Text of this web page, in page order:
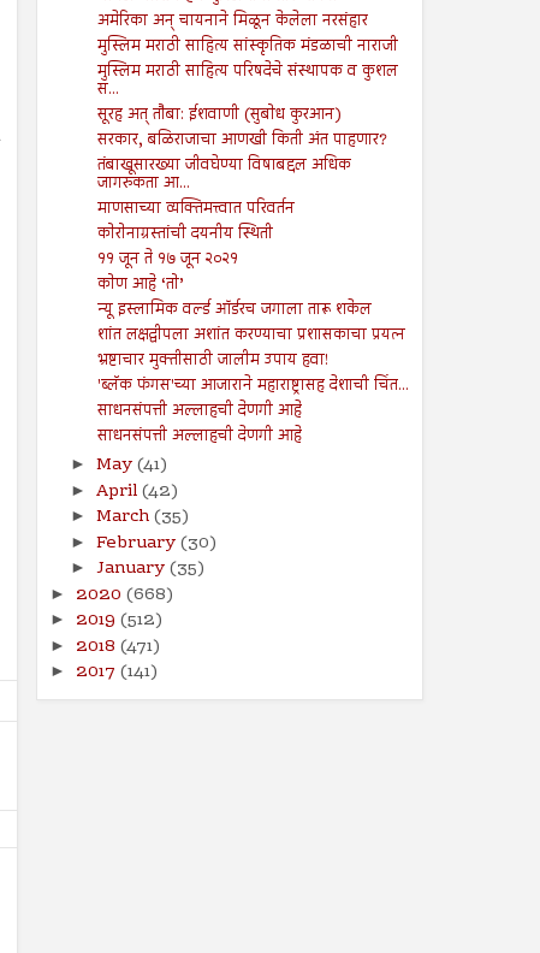
अमेरिका अन् चायनाने मिळून केलेला नरसंहार
मुस्लिम मराठी साहित्य सांस्कृतिक मंडळाची नाराजी
मुस्लिम मराठी साहित्य परिषदेचे संस्थापक व कुशल
स...
सूरह अत् तौबा: ईशवाणी (सुबोध कुरआन)
सरकार, बळिराजाचा आणखी किती अंत पाहणार?
तंबाखूसारख्या जीवघेण्या विषाबद्दल अधिक
जागरुकता आ...
माणसाच्या व्यक्तिमत्त्वात परिवर्तन
कोरोनाग्रस्तांची दयनीय स्थिती
११ जून ते १७ जून २०२१
कोण आहे ‘तो’
न्यू इस्लामिक वर्ल्ड ऑर्डरच जगाला तारू शकेल
शांत लक्षद्वीपला अशांत करण्याचा प्रशासकाचा प्रयत्न
भ्रष्टाचार मुक्तीसाठी जालीम उपाय हवा!
'ब्लॅक फंगस'च्या आजाराने महाराष्ट्रासह देशाची चिंत...
साधनसंपत्ती अल्लाहची देणगी आहे
साधनसंपत्ती अल्लाहची देणगी आहे
► May(41)
► April(42)
► March(35)
► February(30)
► January(35)
► 2020 (668)
► 2019 (512)
► 2018 (471)
► 2017 (141)